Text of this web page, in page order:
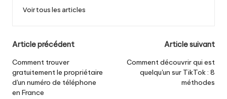
Voir tous les articles
Navigation
des
articles
Article précédent
Comment trouver
gratuitement le propriétaire
d'un numéro de téléphone
en France
Article suivant
Comment découvrir qui est
quelqu'un sur TikTok : 8
méthodes